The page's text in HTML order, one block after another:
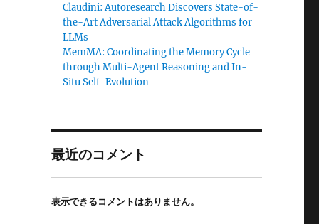
Claudini: Autoresearch Discovers State-of-
the-Art Adversarial Attack Algorithms for
LLMs
MemMA: Coordinating the Memory Cycle
through Multi-Agent Reasoning and In-
Situ Self-Evolution
最近のコメント
表示できるコメントはありません。